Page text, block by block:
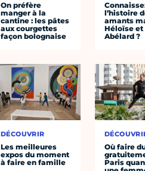
On préfère
manger à la
cantine : les pâtes
aux courgettes
façon bolognaise
DÉCOUVRIR
Les meilleures
expos du moment
à faire en famille
l’histoire
amants
Héloïse et
Abélard ?
Où faire
Paris